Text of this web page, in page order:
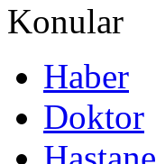
Konular
Haber
Doktor